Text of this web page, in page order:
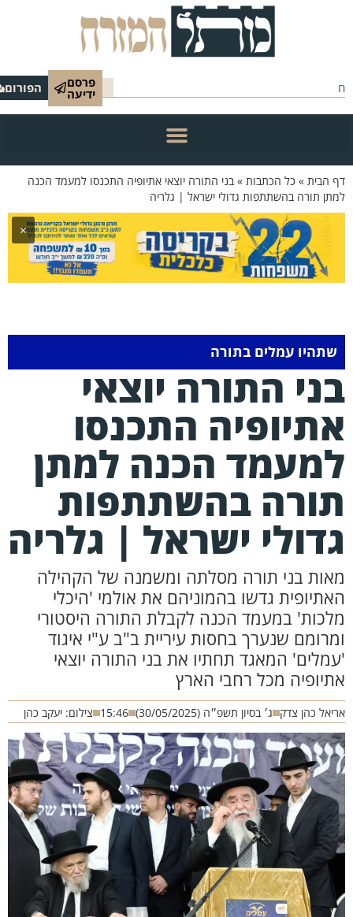
פרסם
ידיעה הפורום
הבית»כל הכתבות»בני התורה יוצאי אתיופיה התכנסו למעמד הכנה
תורה בהשתתפות גדולי ישראל | גלריה
×
שתהיו עמלים בתורה
התורה יוצאי
התכנסו
הכנה למתן
בהשתתפות
ישראל | גלריה
בני תורה מסלתה ומשמנה של הקהילה
גדשו בהמוניהם את אולמי 'היכלי
במעמד הכנה לקבלת התורה היסטורי
שנערך בחסות עיריית ב"ב ע"י איגוד
המאגד תחתיו את בני התורה יוצאי
מכל רחבי הארץ
כהן צדק ג׳ בסיון תשפ״ה (30/05/2025) 15:46 צילום: יעקב כהן